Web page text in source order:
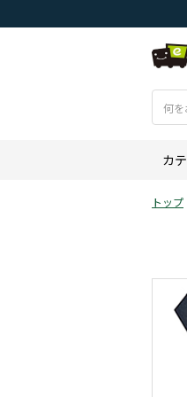
カ
トップ